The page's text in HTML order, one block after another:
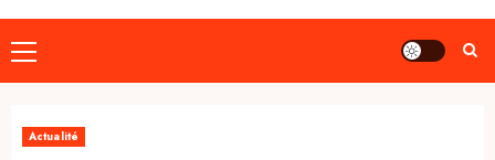
Primary
Menu
Actualité